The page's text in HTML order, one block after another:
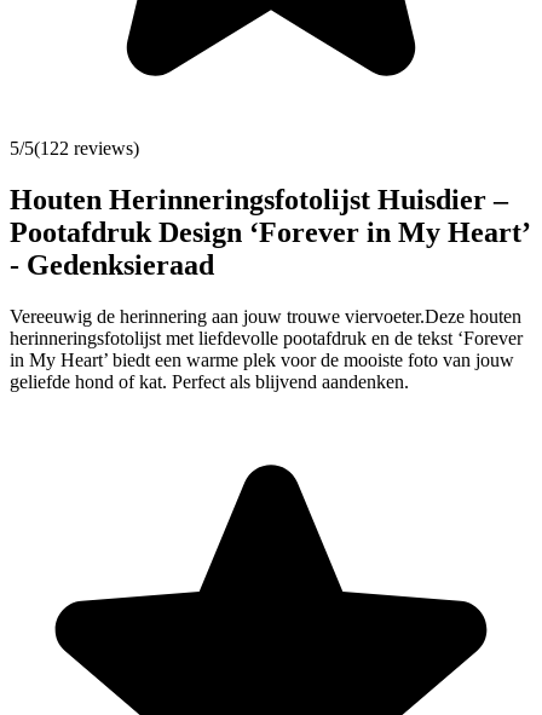
5/5(122 reviews)
Houten Herinneringsfotolijst Huisdier –
Pootafdruk Design ‘Forever in My Heart’
- Gedenksieraad
Vereeuwig de herinnering aan jouw trouwe viervoeter.Deze houten
herinneringsfotolijst met liefdevolle pootafdruk en de tekst ‘Forever
in My Heart’ biedt een warme plek voor de mooiste foto van jouw
geliefde hond of kat. Perfect als blijvend aandenken.